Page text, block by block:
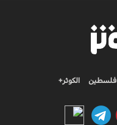
فلسطين الكوثر+